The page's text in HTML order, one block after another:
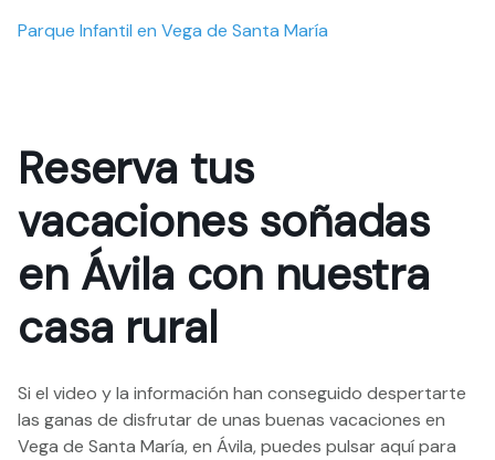
Parque Infantil en Vega de Santa María
Reserva tus
vacaciones soñadas
en Ávila con nuestra
casa rural
Si el video y la información han conseguido despertarte
las ganas de disfrutar de unas buenas vacaciones en
Vega de Santa María, en Ávila, puedes pulsar aquí para